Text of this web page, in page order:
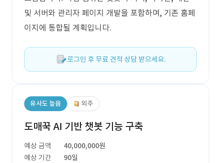
및 서버와 관리자 페이지 개발을 포함하며, 기존 홈페
이지에 통합될 계획입니다.
로그인 후 무료 견적 상담 받으세요.
유사도 높음 외주
도매꾹 AI 기반 챗봇 기능 구축
예상 금액
40,000,000원
예상 기간
90일